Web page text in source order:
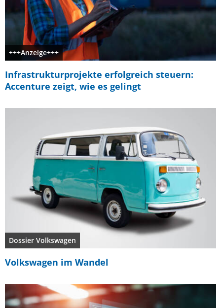
+++Anzeige+++
Infrastrukturprojekte erfolgreich steuern:
Accenture zeigt, wie es gelingt
Dossier Volkswagen
Volkswagen im Wandel